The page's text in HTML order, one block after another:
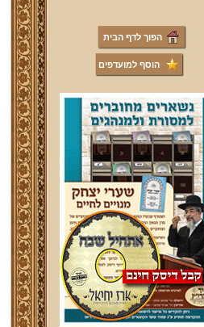
הפוך לדף הבית
הוסף למועדפים